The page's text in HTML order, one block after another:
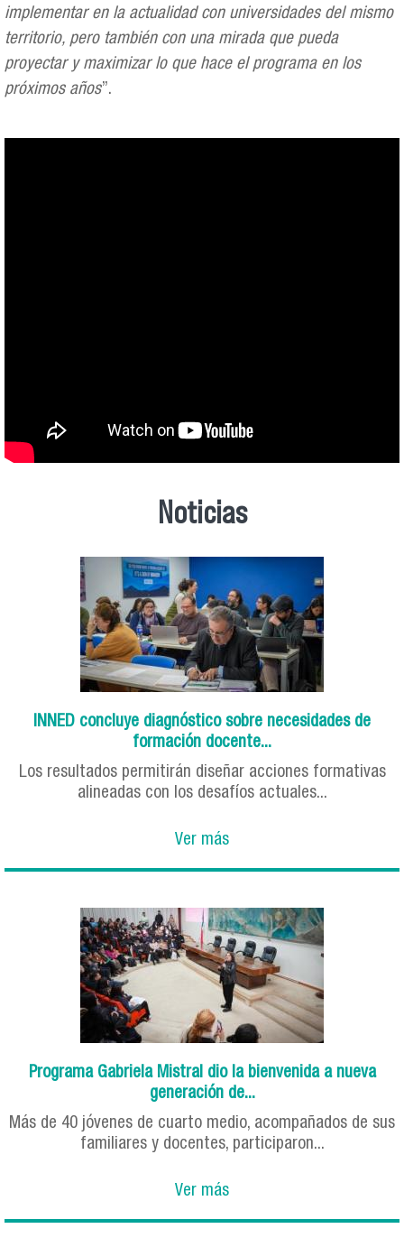
implementar en la actualidad con universidades del mismo
territorio, pero también con una mirada que pueda
proyectar y maximizar lo que hace el programa en los
próximos años”.
Noticias
INNED concluye diagnóstico sobre necesidades de
formación docente...
Los resultados permitirán diseñar acciones formativas
alineadas con los desafíos actuales...
Ver más
Programa Gabriela Mistral dio la bienvenida a nueva
generación de...
Más de 40 jóvenes de cuarto medio, acompañados de sus
familiares y docentes, participaron...
Ver más